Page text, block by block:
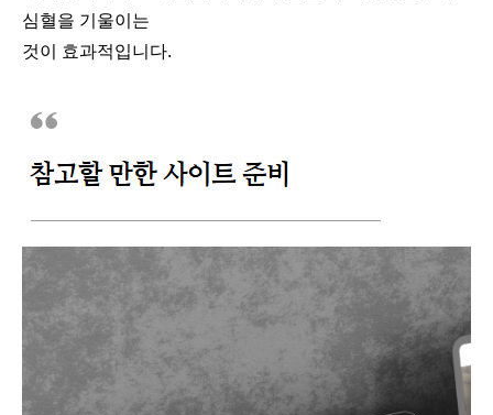
심혈을 기울이는
것이 효과적입니다.